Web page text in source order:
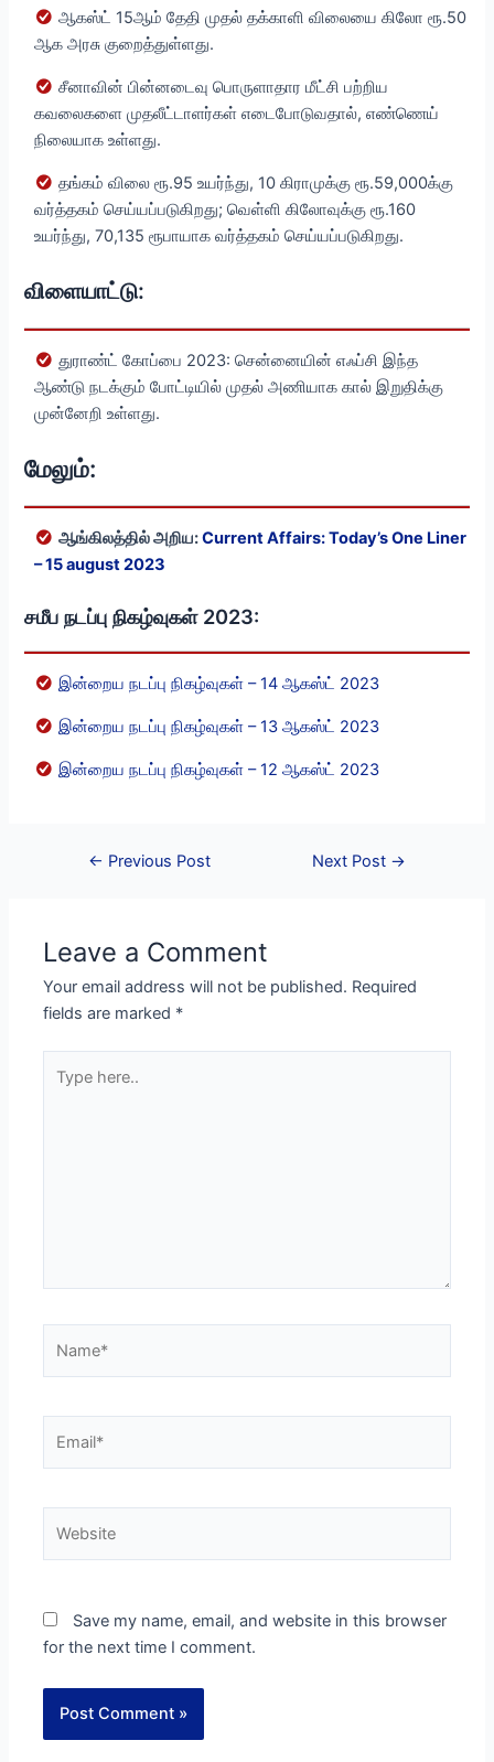
ஆகஸ்ட் 15ஆம் தேதி முதல் தக்காளி விலையை கிலோ ரூ.50
ஆக அரசு குறைத்துள்ளது.
சீனாவின் பின்னடைவு பொருளாதார மீட்சி பற்றிய
கவலைகளை முதலீட்டாளர்கள் எடைபோடுவதால், எண்ணெய்
நிலையாக உள்ளது.
தங்கம் விலை ரூ.95 உயர்ந்து, 10 கிராமுக்கு ரூ.59,000க்கு
வர்த்தகம் செய்யப்படுகிறது; வெள்ளி கிலோவுக்கு ரூ.160
உயர்ந்து, 70,135 ரூபாயாக வர்த்தகம் செய்யப்படுகிறது.
விளையாட்டு:
துராண்ட் கோப்பை 2023: சென்னையின் எஃப்சி இந்த
ஆண்டு நடக்கும் போட்டியில் முதல் அணியாக கால் இறுதிக்கு
முன்னேறி உள்ளது.
மேலும்:
ஆங்கிலத்தில் அறிய:Current Affairs: Today’s One Liner
– 15 august 2023
சமீப நடப்பு நிகழ்வுகள் 2023:
இன்றைய நடப்பு நிகழ்வுகள் – 14 ஆகஸ்ட் 2023
இன்றைய நடப்பு நிகழ்வுகள் – 13 ஆகஸ்ட் 2023
இன்றைய நடப்பு நிகழ்வுகள் – 12 ஆகஸ்ட் 2023
Post← Previous Post Next Post →
Leave a Comment
Your email address will not be published. Required
fields are marked *
here..
Save my name, email, and website in this browser
for the next time I comment.